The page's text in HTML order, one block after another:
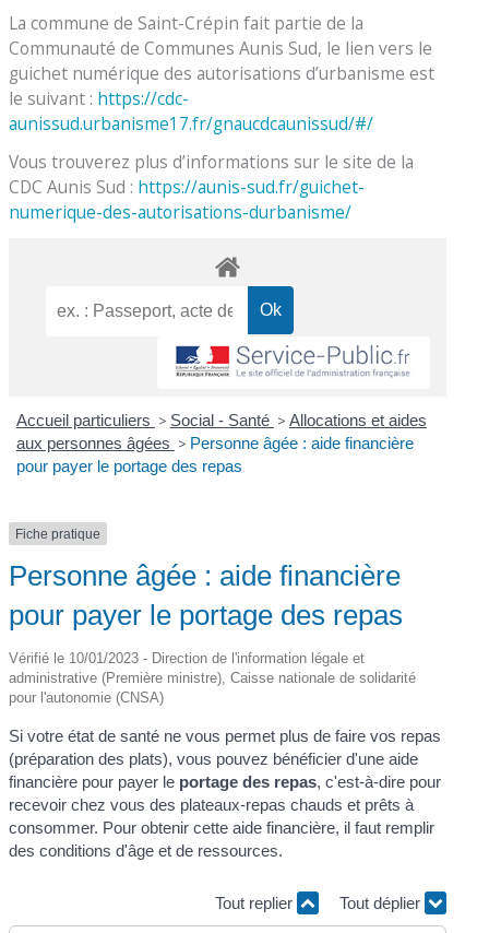
La commune de Saint-Crépin fait partie de la
Communauté de Communes Aunis Sud, le lien vers le
guichet numérique des autorisations d’urbanisme est
le suivant : https://cdc-
aunissud.urbanisme17.fr/gnaucdcaunissud/#/
Vous trouverez plus d’informations sur le site de la
CDC Aunis Sud : https://aunis-sud.fr/guichet-
numerique-des-autorisations-durbanisme/
Accueil particuliers > Social - Santé > Allocations et aides
aux personnes âgées > Personne âgée : aide financière
pour payer le portage des repas
Fiche pratique
Personne âgée : aide financière
pour payer le portage des repas
Vérifié le 10/01/2023 - Direction de l'information légale et
administrative (Première ministre), Caisse nationale de solidarité
pour l'autonomie (CNSA)
Si votre état de santé ne vous permet plus de faire vos repas
(préparation des plats), vous pouvez bénéficier d'une aide
financière pour payer le portage des repas, c'est-à-dire pour
recevoir chez vous des plateaux-repas chauds et prêts à
consommer. Pour obtenir cette aide financière, il faut remplir
des conditions d'âge et de ressources.
Tout replier Tout déplier